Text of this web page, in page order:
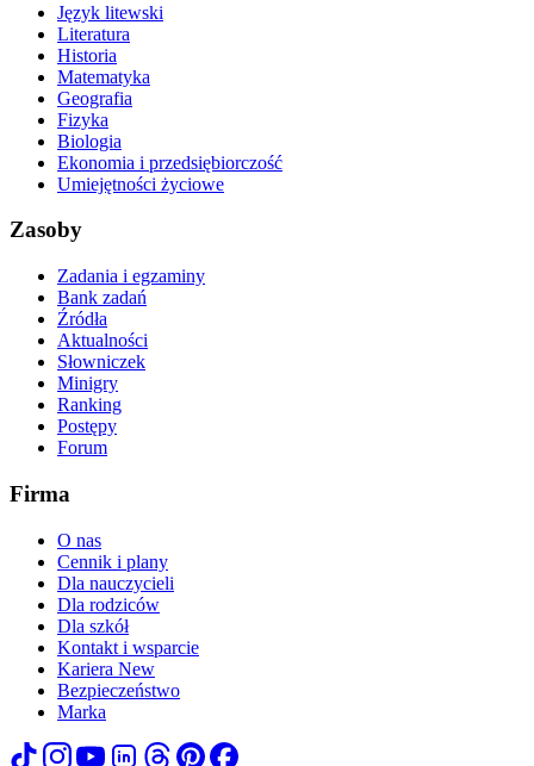
Język litewski
Literatura
Historia
Matematyka
Geografia
Fizyka
Biologia
Ekonomia i przedsiębiorczość
Umiejętności życiowe
Zasoby
Zadania i egzaminy
Bank zadań
Źródła
Aktualności
Słowniczek
Minigry
Ranking
Postępy
Forum
Firma
O nas
Cennik i plany
Dla nauczycieli
Dla rodziców
Dla szkół
Kontakt i wsparcie
Kariera New
Bezpieczeństwo
Marka